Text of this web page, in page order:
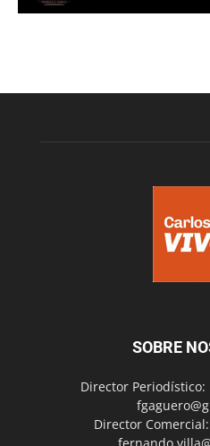
SOBRE
Director Periodístico:
Director